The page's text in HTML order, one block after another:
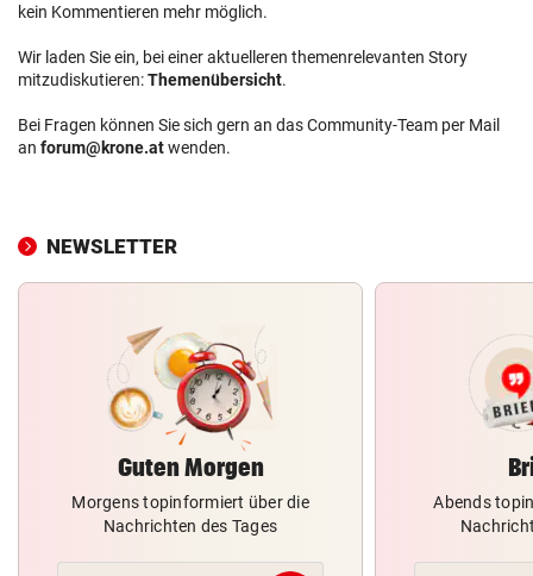
kein Kommentieren mehr möglich.
Wir laden Sie ein, bei einer aktuelleren themenrelevanten Story
mitzudiskutieren:Themenübersicht.
Bei Fragen können Sie sich gern an das Community-Team per Mail
an forum@krone.atwenden.
NEWSLETTER
Guten Morgen
Morgens topinformiert über die
Nachrichten des Tages
Abends